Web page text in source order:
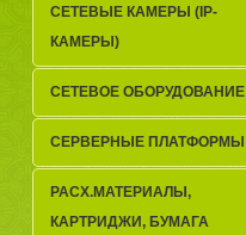
СЕТЕВЫЕ КАМЕРЫ (IP-
КАМЕРЫ)
СЕТЕВОЕ ОБОРУДОВАНИЕ
СЕРВЕРНЫЕ ПЛАТФОРМЫ
РАСХ.МАТЕРИАЛЫ,
КАРТРИДЖИ, БУМАГА